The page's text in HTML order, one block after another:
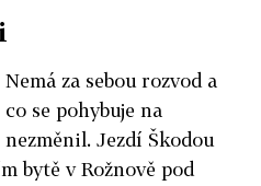
za sebou rozvod a
se pohybuje na
Jezdí Škodou
bytě v Rožnově pod